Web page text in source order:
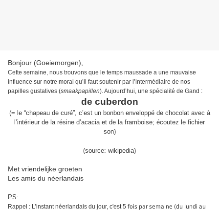
Bonjour (Goeiemorgen),
Cette semaine, nous trouvons que le temps maussade a une mauvaise
influence sur notre moral qu’il faut soutenir par l’intermédiaire de nos
papilles gustatives (smaakpapillen).Aujourd’hui, une spécialité de Gand :
de cuberdon
(= le“chapeau de curé”, c’est un bonbon enveloppé de chocolat avec à
l’intérieur de la résine d’acacia et de la framboise; écoutez le fichier
son)
(source: wikipedia)
Met vriendelijke groeten
Les amis du néerlandais
PS:
Rappel : L’instant néerlandais du jour, c'est 5 fois par semaine (du lundi au